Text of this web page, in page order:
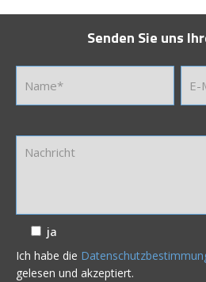
Senden Sie uns
ja
Ich habe die
gelesen und akzeptiert.